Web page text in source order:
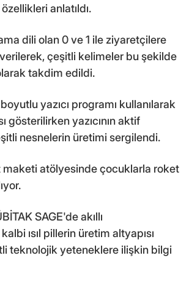
anlatıldı.
dili olan 0 ve 1 ile ziyaretçilere
çeşitli kelimeler bu şekilde
olarak takdim edildi.
yazıcı programı kullanılarak
gösterilirken yazıcının aktif
nesnelerin üretimi sergilendi.
maketi atölyesinde çocuklarla roket
SAGE'de akıllı
ısıl pillerin üretim altyapısı
teknolojik yeteneklere ilişkin bilgi